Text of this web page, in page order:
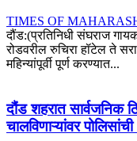
TIMES OF
दौंड:(प्रतिनिधी संघराज
रोडवरील रुचिरा हॉटेल ते
महिन्यांपूर्वी पूर्ण करण्यात...
दौंड शहरात सार्वजनिक
चालविणाऱ्यांवर